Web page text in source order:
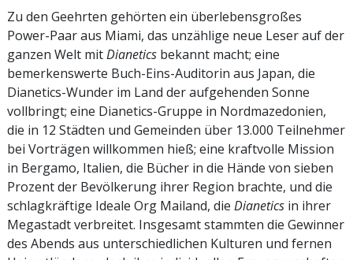
Zu den Geehrten gehörten ein überlebensgroßes
Power-Paar aus Miami, das unzählige neue Leser auf der
ganzen Welt mitDianetics bekannt macht; eine
bemerkenswerte Buch-Eins-Auditorin aus Japan, die
Dianetics-Wunder im Land der aufgehenden Sonne
vollbringt; eine Dianetics-Gruppe in Nordmazedonien,
die in 12 Städten und Gemeinden über 13.000 Teilnehmer
bei Vorträgen willkommen hieß; eine kraftvolle Mission
in Bergamo, Italien, die Bücher in die Hände von sieben
Prozent der Bevölkerung ihrer Region brachte, und die
schlagkräftige Ideale Org Mailand, die Dianetics in ihrer
Megastadt verbreitet. Insgesamt stammten die Gewinner
des Abends aus unterschiedlichen Kulturen und fernen